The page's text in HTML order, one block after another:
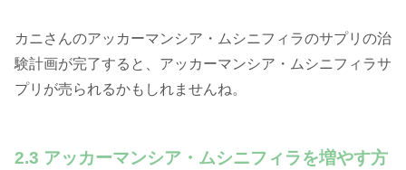
カニさんのアッカーマンシア・ムシニフィラのサプリの治
験計画が完了すると、アッカーマンシア・ムシニフィラサ
プリが売られるかもしれませんね。
2.3 アッカーマンシア・ムシニフィラを増やす方